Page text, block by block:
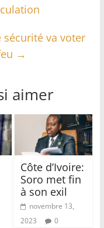
sécurité va voter
→
aimer
Côte d’Ivoire:
Soro met fin
à son exil
novembre 13,
2023
0